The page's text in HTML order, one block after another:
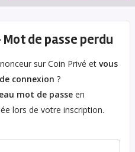
Mot de passe perdu
sur Coin Privé et vous
connexion ?
mot de passe en
lors de votre inscription.